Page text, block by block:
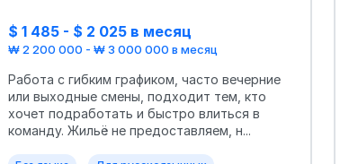
$ 1 485 - $ 2 025 в месяц
₩ 2 200 000 - ₩ 3 000 000 в месяц
Работа с гибким графиком, часто вечерние
или выходные смены, подходит тем, кто
хочет подработать и быстро влиться в
команду. Жильё не предоставляем, н...